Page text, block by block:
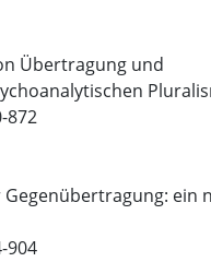
Übertragung und
872
ein
904